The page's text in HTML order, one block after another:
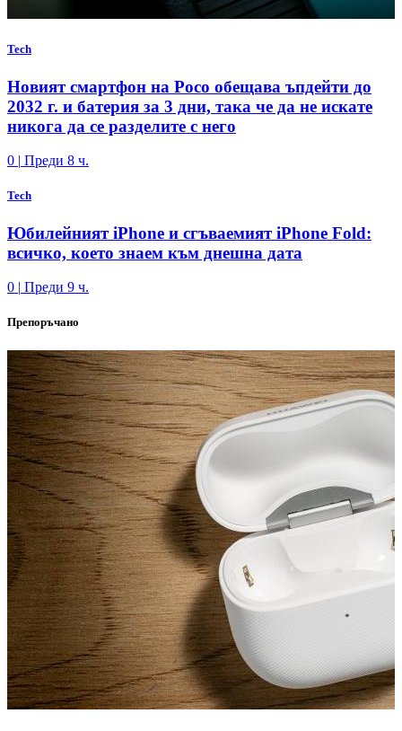
Tech
Новият смартфон на Poco обещава ъпдейти до
2032 г. и батерия за 3 дни, така че да не искате
никога да се разделите с него
0 | Преди 8 ч.
Tech
Юбилейният iPhone и сгъваемият iPhone Fold:
всичко, което знаем към днешна дата
0 | Преди 9 ч.
Препоръчано